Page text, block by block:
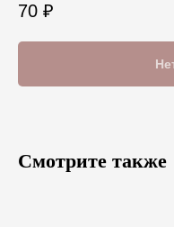
70 ₽
Смотрите также